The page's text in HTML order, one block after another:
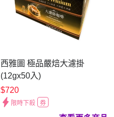
西雅圖 極品嚴焙大濾掛
(12gx50入)
$720
限時下殺 券